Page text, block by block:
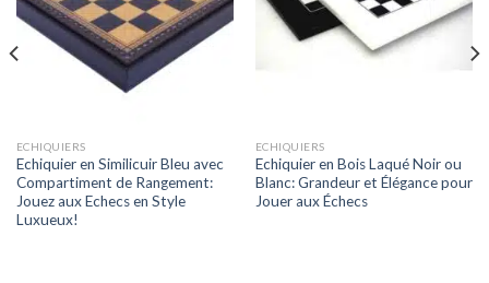
ECHIQUIERS
Echiquier en Similicuir Bleu avec
Compartiment de Rangement:
Jouez aux Echecs en Style
Luxueux!
ECHIQUIERS
Echiquier en Bois Laqué Noir ou
Blanc: Grandeur et Élégance pour
Jouer aux Échecs